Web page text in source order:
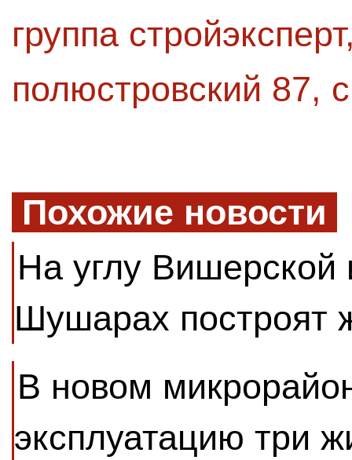
группа стройэксперт
полюстровский 87,
Похожие новости
На углу Вишерской
Шушарах построят
В новом
эксплуатацию три